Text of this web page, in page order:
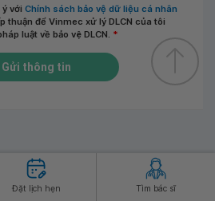
với Chính sách bảo vệ dữ liệu cá nhân
thuận để Vinmec xử lý DLCN của tôi
luật về bảo vệ DLCN. *
Gửi thông tin
Đặt lịch hẹn Tìm bác sĩ